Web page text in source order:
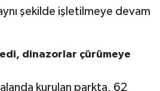
şekilde işletilmeye devam
dinazorlar çürümeye
kurulan parkta, 62